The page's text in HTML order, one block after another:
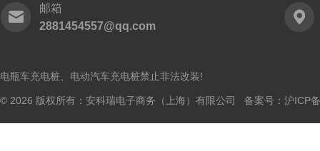
邮箱
2881454557@qq.com
电瓶车充电桩、电动汽车充电桩禁止非法改装!
© 2026 版权所有：安科瑞电子商务（上海）有限公司 备案号： 沪ICP